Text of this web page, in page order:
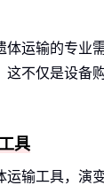
体运输的专业
这不仅是设备
具
输工具，演